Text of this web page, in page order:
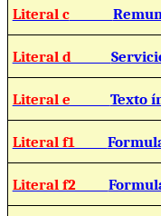
Literal c
Literal d
Literal e Texto
Literal f1
Literal f2